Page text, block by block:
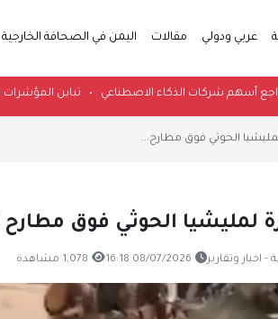
عربي ودولي مقالات اليمن في الصحافة الخارجية
مع تراجع أسهم شركات الذكاء الاصطناعي•تباين
الحوثي فوق مطارح...
لمليشيا الحوثي فوق مطارح
08/07/2026 16:18 1,078 مشاهدة